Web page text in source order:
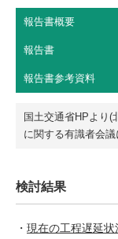
報告書概要
報告書
報告書参考資料
国土交通省HPより(
に関する有識者会
検討結果
現在の工程遅延状